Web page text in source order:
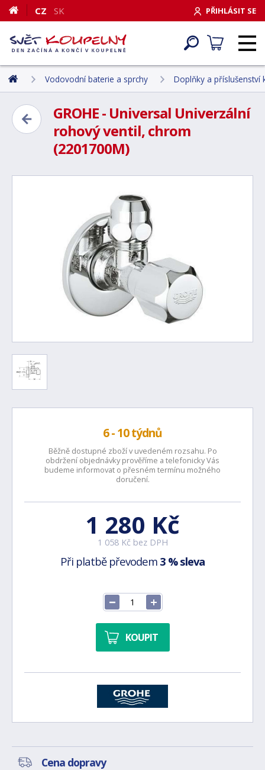
PŘIHLÁSIT SE
CZ SK
Vodovodní baterie a sprchy Doplňky a příslušenství
GROHE - Universal Univerzální
rohový ventil, chrom
(2201700M)
6 - 10 týdnů
Běžně dostupné zboží v uvedeném rozsahu. Po
obdržení objednávky prověříme a telefonicky Vás
budeme informovat o přesném termínu možného
doručení.
1 280 Kč
1 058 Kč bez DPH
Při platbě převodem 3 % sleva
KOUPIT
Cena dopravy